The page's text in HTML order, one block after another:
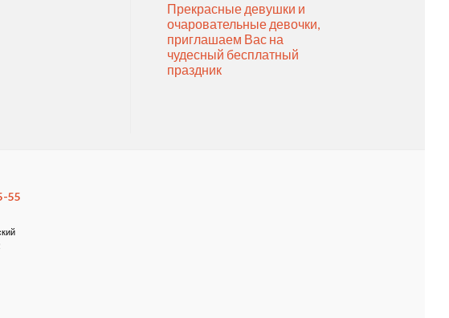
Прекрасные девушки и
очаровательные девочки,
приглашаем Вас на
чудесный бесплатный
праздник
55